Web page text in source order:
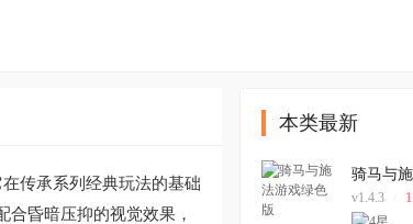
传承系列经典玩法的基础
合昏暗压抑的视觉效果，
本类最新
骑马与
v1.4.3